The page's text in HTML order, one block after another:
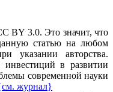
BY 3.0. Это значит, что
статью на любом
указании авторства.
в развитии
современной науки
журнал}